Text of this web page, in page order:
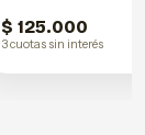
$ 125.000
3 cuotas sin interés